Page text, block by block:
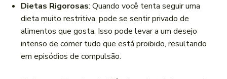
Dietas Rigorosas: Quando você tenta seguir uma
dieta muito restritiva, pode se sentir privado de
alimentos que gosta. Isso pode levar a um desejo
intenso de comer tudo que está proibido, resultando
em episódios de compulsão.